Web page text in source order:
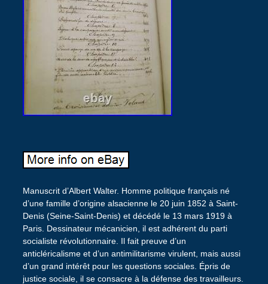
Manuscrit d’Albert Walter. Homme politique français né
d’une famille d’origine alsacienne le 20 juin 1852 à Saint-
Denis (Seine-Saint-Denis) et décédé le 13 mars 1919 à
Paris. Dessinateur mécanicien, il est adhérent du parti
socialiste révolutionnaire. Il fait preuve d’un
anticléricalisme et d’un antimilitarisme virulent, mais aussi
d’un grand intérêt pour les questions sociales. Épris de
justice sociale, il se consacre à la défense des travailleurs.